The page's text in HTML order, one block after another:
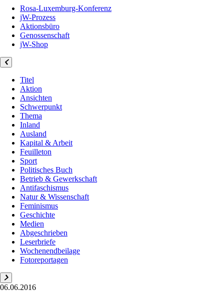
Rosa-Luxemburg-Konferenz
jW-Prozess
Aktionsbüro
Genossenschaft
jW-Shop
Titel
Aktion
Ansichten
Schwerpunkt
Thema
Inland
Ausland
Kapital & Arbeit
Feuilleton
Sport
Politisches Buch
Betrieb & Gewerkschaft
Antifaschismus
Natur & Wissenschaft
Feminismus
Geschichte
Medien
Abgeschrieben
Leserbriefe
Wochenendbeilage
Fotoreportagen
06.06.2016